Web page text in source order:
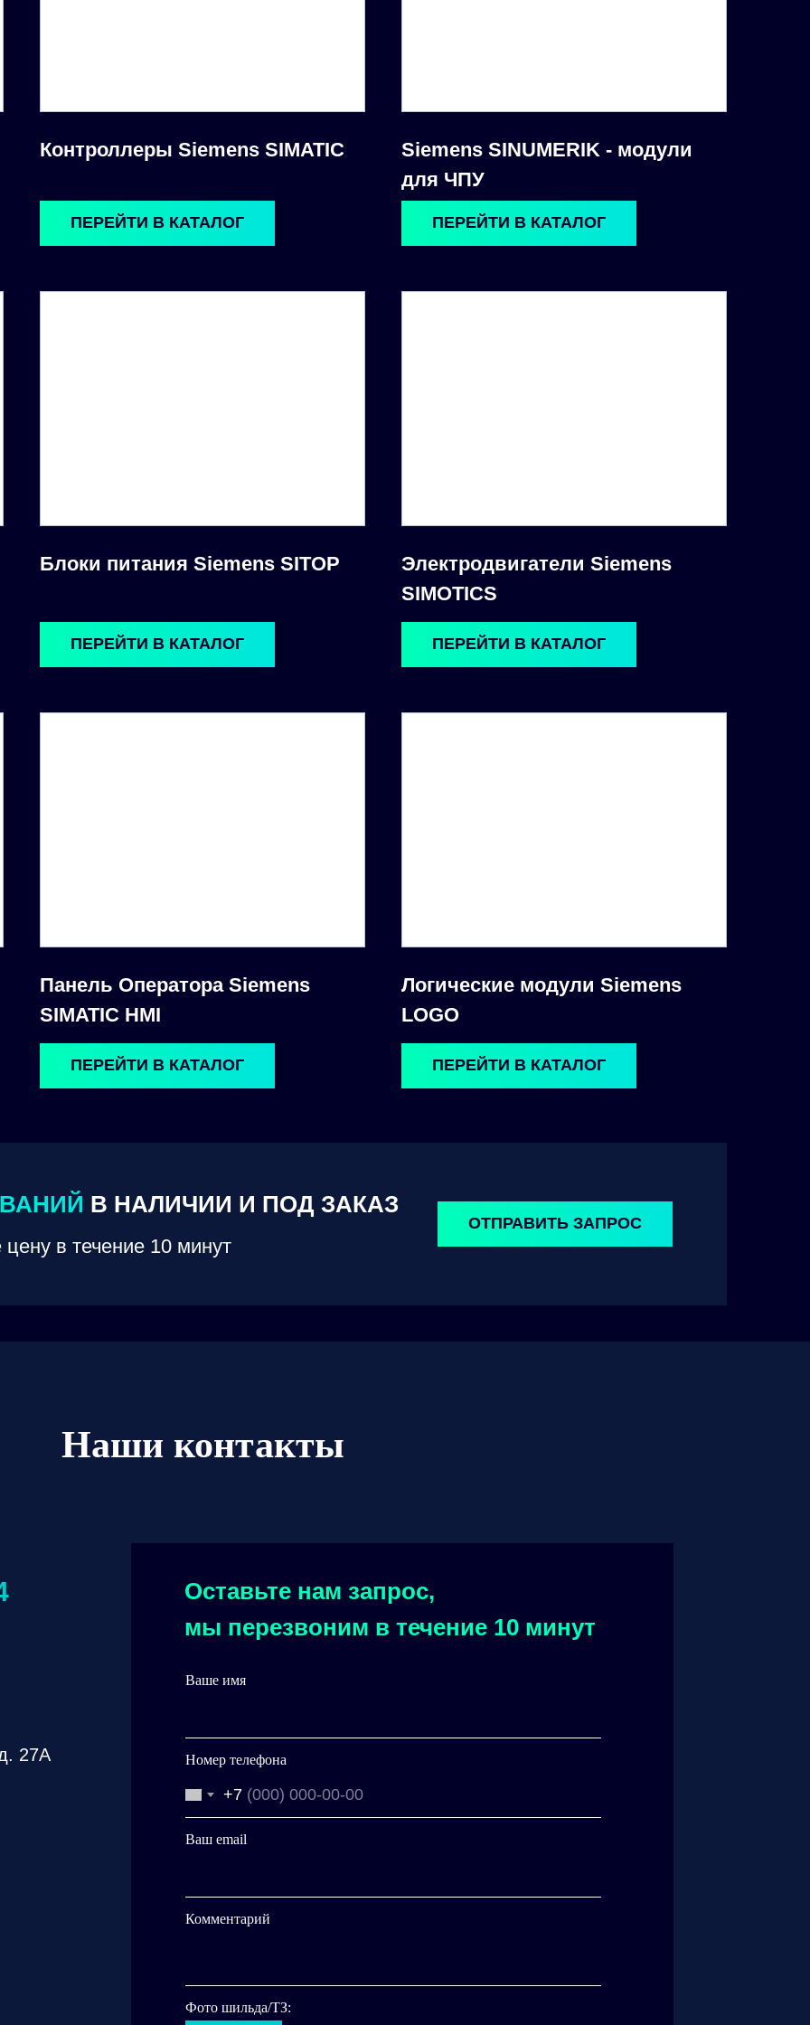
Контроллеры Siemens SIMATIC
Siemens SINUMERIK - модули
для ЧПУ
ПЕРЕЙТИ В КАТАЛОГ ПЕРЕЙТИ В КАТАЛОГ
ОТПРАВИТЬ ЗАПРОС
В НАЛИЧИИ И ПОД ЗАКАЗ
в течение 10 минут
Блоки питания Siemens SITOP
Электродвигатели Siemens
SIMOTICS
ПЕРЕЙТИ В КАТАЛОГ ПЕРЕЙТИ В КАТАЛОГ
Панель Оператора Siemens
SIMATIC HMI
Логические модули Siemens
LOGO
ПЕРЕЙТИ В КАТАЛОГ ПЕРЕЙТИ В КАТАЛОГ
Наши контакты
Оставьте нам запрос,
мы перезвоним в течение 10 минут
Ваше имя
Номер телефона
+7
Ваш email
Комментарий
Фото шильда/ТЗ:
27А